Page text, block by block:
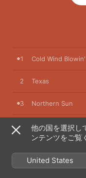
1 Cold Wind Blowin'
2 Texas
3 Northern Sun
4 Saturday Night
6 It Makes No
他の国を選択し
ンテンツをご覧
United States